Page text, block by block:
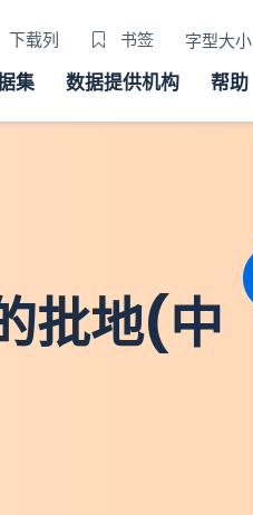
下载列 书签 字型大小
集 数据提供机构 帮助
批地(中